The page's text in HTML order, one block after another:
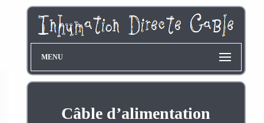
MENU
Câble d’alimentation